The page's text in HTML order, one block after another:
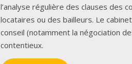
l’analyse régulière des clauses des
locataires ou des bailleurs. Le
conseil (notamment la négociation
contentieux.